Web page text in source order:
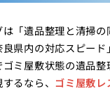
「遺品整理と清掃
県内の対応スピー
ミ屋敷状態の遺品
るなら、 ゴミ屋敷レ